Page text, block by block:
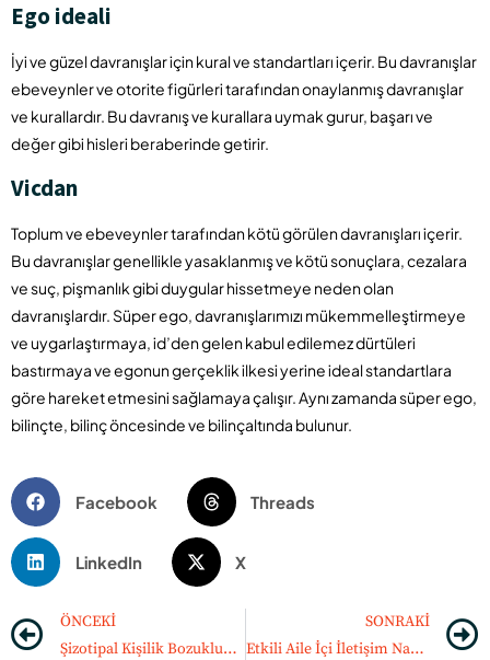
Ego ideali
İyi ve güzel davranışlar için kural ve standartları içerir. Bu davranışlar
ebeveynler ve otorite figürleri tarafından onaylanmış davranışlar
ve kurallardır. Bu davranış ve kurallara uymak gurur, başarı ve
değer gibi hisleri beraberinde getirir.
Vicdan
Toplum ve ebeveynler tarafından kötü görülen davranışları içerir.
Bu davranışlar genellikle yasaklanmış ve kötü sonuçlara, cezalara
ve suç, pişmanlık gibi duygular hissetmeye neden olan
davranışlardır. Süper ego, davranışlarımızı mükemmelleştirmeye
ve uygarlaştırmaya, id’den gelen kabul edilemez dürtüleri
bastırmaya ve egonun gerçeklik ilkesi yerine ideal standartlara
göre hareket etmesini sağlamaya çalışır. Aynı zamanda süper ego,
bilinçte, bilinç öncesinde ve bilinçaltında bulunur.
Facebook Threads
LinkedIn X
ÖNCEKI
Şizotipal Kişilik Bozukluğu Nedir?
SONRAKI
Etkili Aile İçi İletişim Nasıl Olmalı?